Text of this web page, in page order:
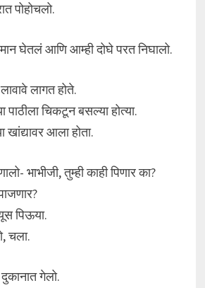
पोहोचलो.
घेतलं आणि आम्ही दोघे परत निघालो.
लागत होते.
पाठीला चिकटून बसल्या होत्या.
खांद्यावर आला होता.
भाभीजी, तुम्ही काही पिणार का?
पिऊया.
चला.
गेलो.